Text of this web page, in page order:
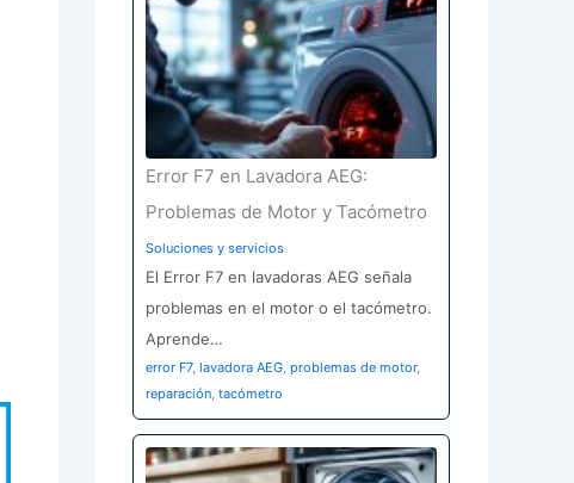
Error F7 en Lavadora AEG:
Problemas de Motor y Tacómetro
Soluciones y servicios
El Error F7 en lavadoras AEG señala
problemas en el motor o el tacómetro.
Aprende…
error F7, lavadora AEG, problemas de motor,
reparación, tacómetro